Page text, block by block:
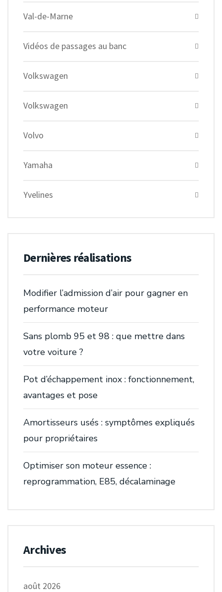
Val-de-Marne
Vidéos de passages au banc
Volkswagen
Volkswagen
Volvo
Yamaha
Yvelines
Dernières réalisations
Modifier l’admission d’air pour gagner en
performance moteur
Sans plomb 95 et 98 : que mettre dans
votre voiture ?
Pot d’échappement inox : fonctionnement,
avantages et pose
Amortisseurs usés : symptômes expliqués
pour propriétaires
Optimiser son moteur essence :
reprogrammation, E85, décalaminage
Archives
août 2026